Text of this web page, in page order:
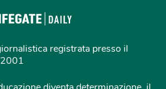
registrata presso il